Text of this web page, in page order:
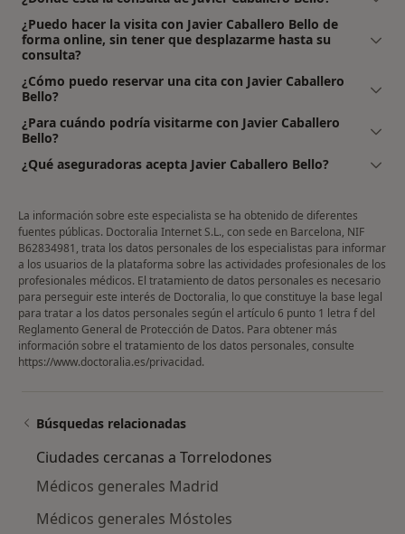
¿Puedo hacer la visita con Javier Caballero Bello de
forma online, sin tener que desplazarme hasta su
consulta?
¿Cómo puedo reservar una cita con Javier Caballero
Bello?
¿Para cuándo podría visitarme con Javier Caballero
Bello?
¿Qué aseguradoras acepta Javier Caballero Bello?
La información sobre este especialista se ha obtenido de diferentes
fuentes públicas. Doctoralia Internet S.L., con sede en Barcelona, NIF
B62834981, trata los datos personales de los especialistas para informar
a los usuarios de la plataforma sobre las actividades profesionales de los
profesionales médicos. El tratamiento de datos personales es necesario
para perseguir este interés de Doctoralia, lo que constituye la base legal
para tratar a los datos personales según el artículo 6 punto 1 letra f del
Reglamento General de Protección de Datos. Para obtener más
información sobre el tratamiento de los datos personales, consulte
https://www.doctoralia.es/privacidad.
Búsquedas relacionadas
Ciudades cercanas a Torrelodones
Médicos generales Madrid
Médicos generales Móstoles